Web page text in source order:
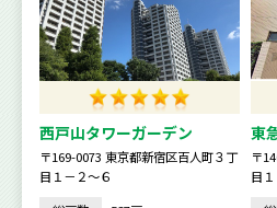
西戸山タワーガーデン
〒169-0073 東京都新宿区百人町３丁
目１－２～６
東
〒
目